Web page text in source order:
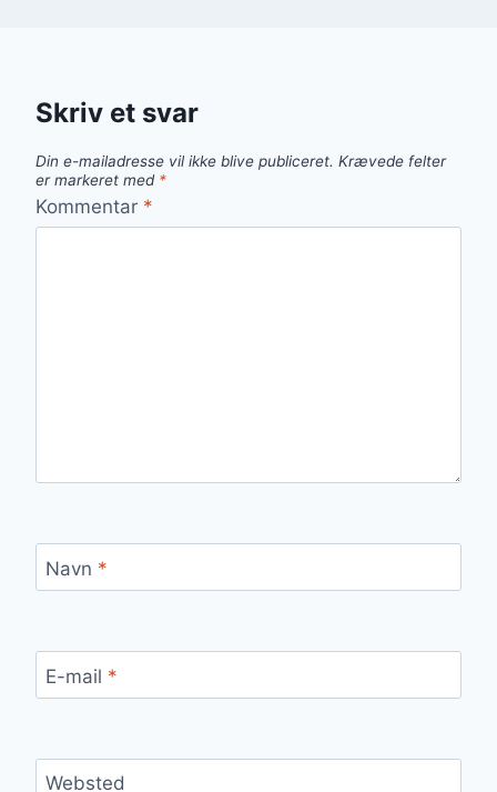
Skriv et svar
Din e-mailadresse vil ikke blive publiceret. Krævede felter
er markeret med *
Kommentar *
Navn *
E-mail *
Websted